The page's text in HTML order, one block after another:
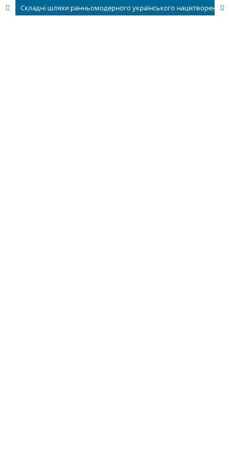
Складні шляхи ранньомодерного українського націєтворення, або Кілька зауваг до звичної схеми історії України